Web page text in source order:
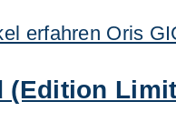
(Edition